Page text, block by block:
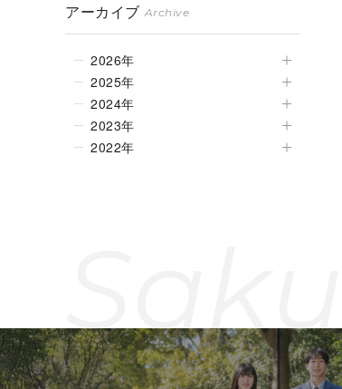
アーカイブ Archive
2026年
2025年
2024年
2023年
2022年